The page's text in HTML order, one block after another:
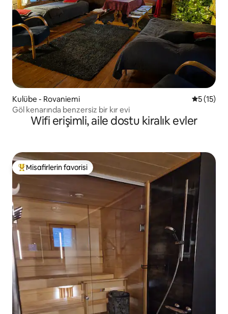
Kulübe - Rovaniemi 55 (15)
Göl kenarında benzersiz bir kır evi
Wifi erişimli, aile dostu kiralık evler
Misafirlerin favorilerinden en beğenilenler arasında
Misafirlerin favorisi